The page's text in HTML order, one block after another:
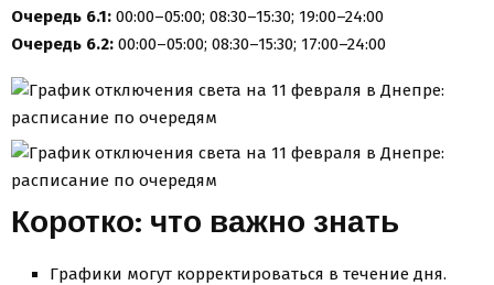
Очередь 6.1: 00:00–05:00; 08:30–15:30; 19:00–24:00
Очередь 6.2: 00:00–05:00; 08:30–15:30; 17:00–24:00
Коротко: что важно знать
Графики могут корректироваться в течение дня.